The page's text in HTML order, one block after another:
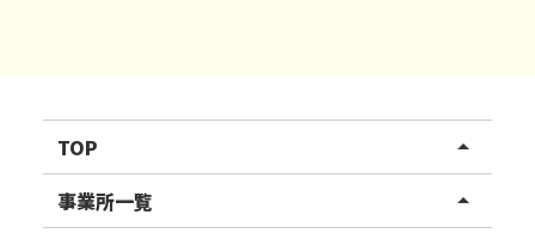
TOP arrow_drop_up
リハスワーク
事業所一覧 arrow_drop_up